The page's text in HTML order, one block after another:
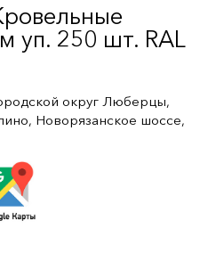
уп. 250 шт. RAL
округ Люберцы,
Новорязанское шоссе,